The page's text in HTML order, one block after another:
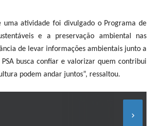
atividade foi divulgado o Programa de
​​e a preservação ambiental nas
de levar informações ambientais junto a
busca confiar e valorizar quem contribui
podem andar juntos”, ressaltou.
keyboard_arrow_right